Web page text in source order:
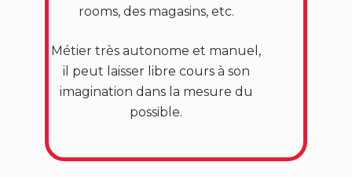
rooms, des magasins, etc.
Métier très autonome et manuel,
il peut laisser libre cours à son
imagination dans la mesure du
possible.